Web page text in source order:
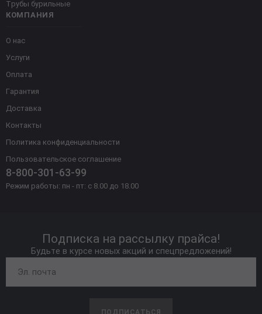
КОМПАНИЯ
О нас
Услуги
Оплата
Гарантия
Доставка
Контакты
Политика конфиденциальности
Пользовательское соглашение
8-800-301-63-99
Режим работы: пн - пт: с 8.00 до 18.00
Трубы бурильные
Подписка на рассылку прайса!
Будьте в курсе новых акций и спецпредложений!
ПОДПИСАТЬСЯ